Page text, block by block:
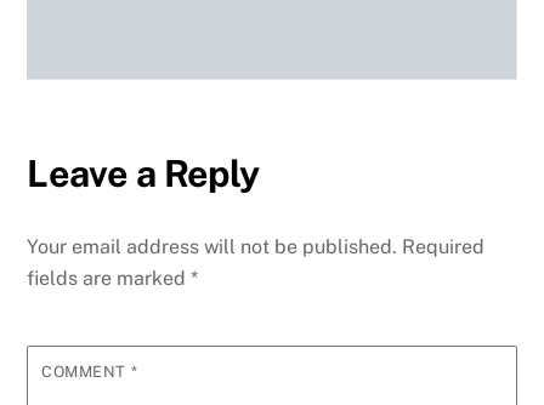
Leave a Reply
Your email address will not be published. Required
fields are marked*
COMMENT *